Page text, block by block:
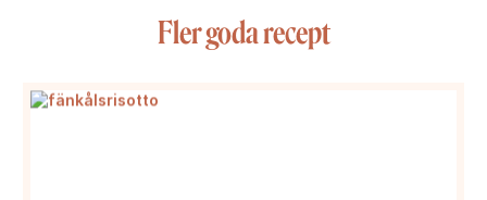
Fler goda recept